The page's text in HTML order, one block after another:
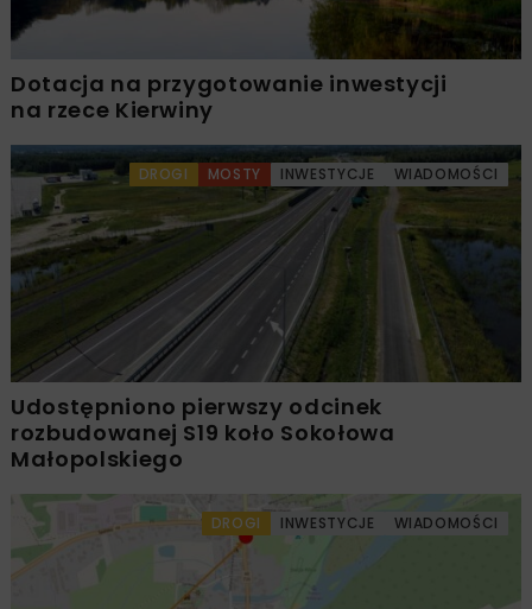
Dotacja na przygotowanie inwestycji
na rzece Kierwiny
DROGI MOSTY INWESTYCJE WIADOMOŚCI
Udostępniono pierwszy odcinek
rozbudowanej S19 koło Sokołowa
Małopolskiego
DROGI INWESTYCJE WIADOMOŚCI